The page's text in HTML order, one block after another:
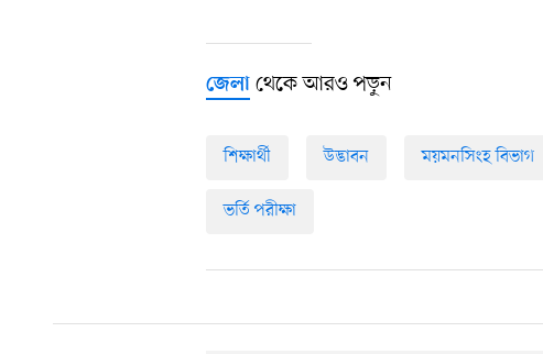
জেলা থেকে আরও পড়ুন
শিক্ষার্থী উদ্ভাবন ময়মনসিংহ বিভাগ
ভর্তি পরীক্ষা